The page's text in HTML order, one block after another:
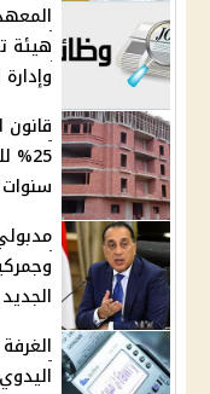
هيئة
قانون
سنوات
الجديد